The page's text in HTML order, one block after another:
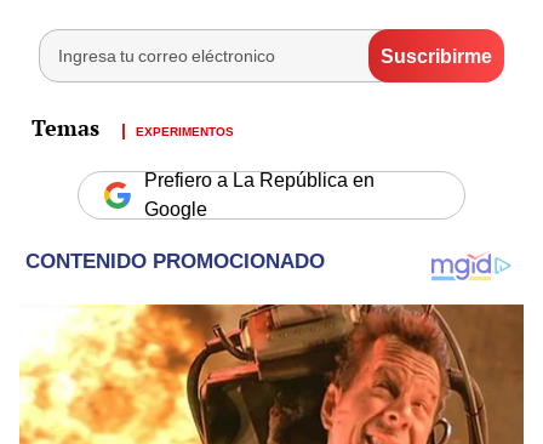
EXPERIMENTOS
Prefiero a La República en
Google